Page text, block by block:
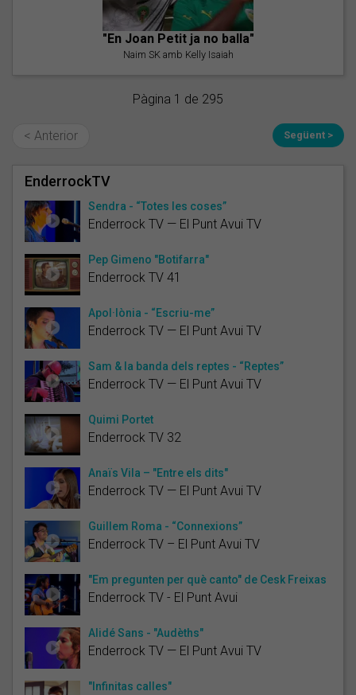
"En Joan Petit ja no balla"
Naim SK amb Kelly Isaiah
Pàgina 1 de 295
< Anterior Següent >
EnderrockTV
Sendra - “Totes les coses”
Enderrock TV — El Punt Avui TV
Pep Gimeno "Botifarra"
Enderrock TV 41
Apol·lònia - “Escriu-me”
Enderrock TV — El Punt Avui TV
Sam & la banda dels reptes - “Reptes”
Enderrock TV — El Punt Avui TV
Quimi Portet
Enderrock TV 32
Anaïs Vila – "Entre els dits"
Enderrock TV — El Punt Avui TV
Guillem Roma - “Connexions”
Enderrock TV – El Punt Avui TV
"Em pregunten per què canto" de Cesk Freixas
Enderrock TV - El Punt Avui
Alidé Sans - "Audèths"
Enderrock TV — El Punt Avui TV
"Infinitas calles"